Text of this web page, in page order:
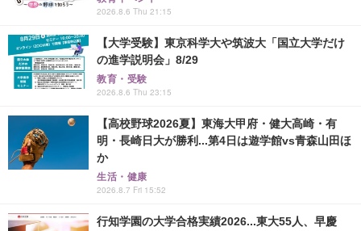
2026.8.6 Thu 21:15
【大学受験】東京科学大や筑波大「国立大学だけ
の進学説明会」8/29
教育・受験
2026.8.6 Thu 23:15
【高校野球2026夏】東海大甲府・健大高崎・有
明・長崎日大が勝利...第4日は遊学館vs青森山田ほ
か
生活・健康
2026.8.7 Fri 15:52
行知学園の大学合格実績2026...東大55人、早慶